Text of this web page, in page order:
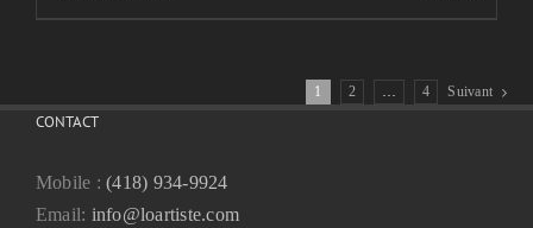
1 2 … 4 Suivant
CONTACT
Mobile :(418) 934-9924
Email: info@loartiste.com